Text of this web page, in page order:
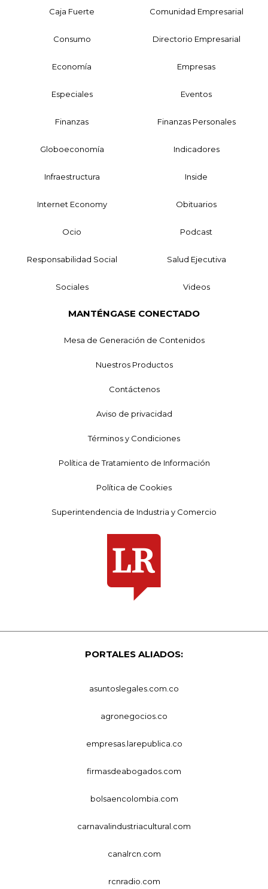
Caja Fuerte Comunidad Empresarial
Consumo Directorio Empresarial
Economía Empresas
Especiales Eventos
Finanzas Finanzas Personales
Globoeconomía Indicadores
Infraestructura Inside
Internet Economy Obituarios
Ocio Podcast
Responsabilidad Social Salud Ejecutiva
Sociales Videos
MANTÉNGASE CONECTADO
Mesa de Generación de Contenidos
Nuestros Productos
Contáctenos
Aviso de privacidad
Términos y Condiciones
Política de Tratamiento de Información
Política de Cookies
Superintendencia de Industria y Comercio
PORTALES ALIADOS:
asuntoslegales.com.co
agronegocios.co
empresas.larepublica.co
firmasdeabogados.com
bolsaencolombia.com
carnavalindustriacultural.com
canalrcn.com
rcnradio.com